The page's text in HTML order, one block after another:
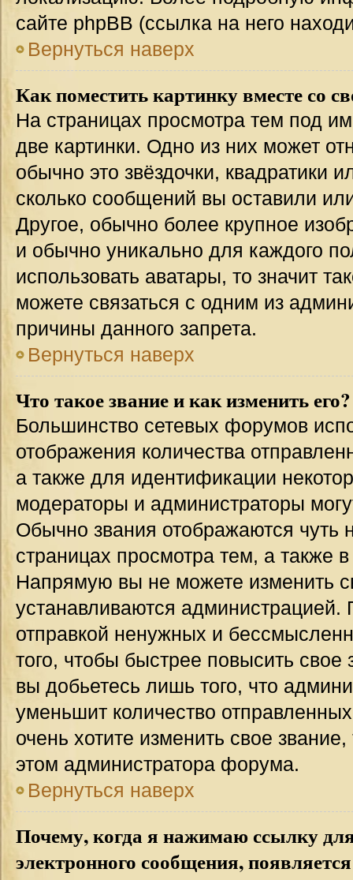
сайте phpBB (ссылка на него
Вернуться наверх
Как поместить картинку вместе со
На страницах просмотра тем под
две картинки. Одно из них может
обычно это звёздочки, квадратики
сколько сообщений вы оставили
Другое, обычно более крупное
и обычно уникально для каждого
использовать аватары, то значит
можете связаться с одним из
причины данного запрета.
Вернуться наверх
Что такое звание и как изменить его?
Большинство сетевых форумов
отображения количества
а также для идентификации
модераторы и администраторы
Обычно звания отображаются чуть
страницах просмотра тем, а также
Напрямую вы не можете изменить
устанавливаются администрацией.
отправкой ненужных и
того, чтобы быстрее повысить
вы добьетесь лишь того, что
уменьшит количество
очень хотите изменить свое
этом администратора форума.
Вернуться наверх
Почему, когда я нажимаю ссылку
электронного сообщения,